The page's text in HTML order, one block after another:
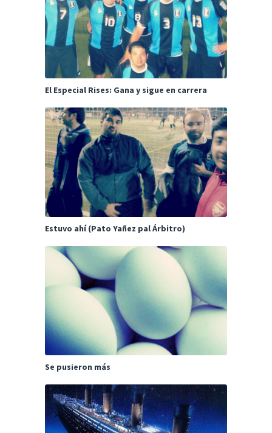
El Especial Rises: Gana y sigue en carrera
Estuvo ahí (Pato Yañez pal Árbitro)
Se pusieron más